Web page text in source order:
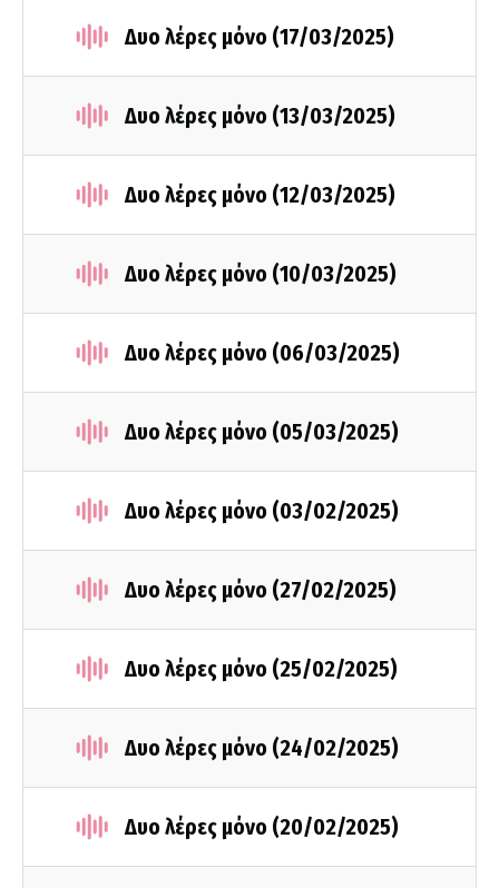
Δυο λέρες μόνο (17/03/2025)
Δυο λέρες μόνο (13/03/2025)
Δυο λέρες μόνο (12/03/2025)
Δυο λέρες μόνο (10/03/2025)
Δυο λέρες μόνο (06/03/2025)
Δυο λέρες μόνο (05/03/2025)
Δυο λέρες μόνο (03/02/2025)
Δυο λέρες μόνο (27/02/2025)
Δυο λέρες μόνο (25/02/2025)
Δυο λέρες μόνο (24/02/2025)
Δυο λέρες μόνο (20/02/2025)